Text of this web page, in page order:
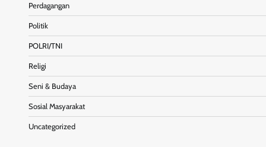
Perdagangan
Politik
POLRI/TNI
Religi
Seni & Budaya
Sosial Masyarakat
Uncategorized